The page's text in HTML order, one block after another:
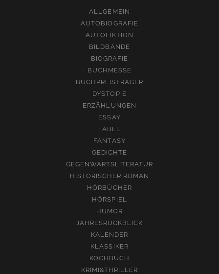
ALLGEMEIN
AUTOBIOGRAFIE
AUTOFIKTION
BILDBÄNDE
BIOGRAFIE
BUCHMESSE
BUCHPREISTRÄGER
DYSTOPIE
ERZÄHLUNGEN
ESSAY
FABEL
FANTASY
GEDICHTE
GEGENWARTSLITERATUR
HISTORISCHER ROMAN
HÖRBÜCHER
HÖRSPIEL
HUMOR
JAHRESRÜCKBLICK
KALENDER
KLASSIKER
KOCHBUCH
KRIMI&THRILLER